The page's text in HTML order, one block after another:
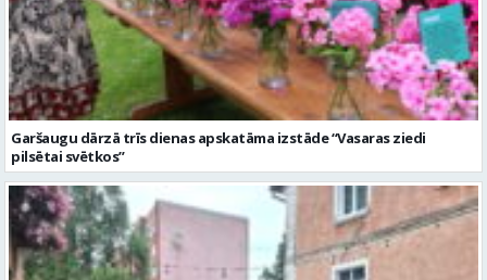
Garšaugu dārzā trīs dienas apskatāma izstāde “Vasaras ziedi
pilsētai svētkos”